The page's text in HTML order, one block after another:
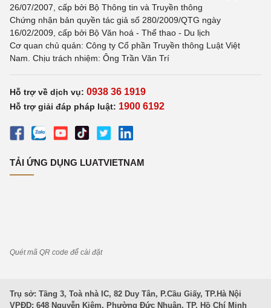
26/07/2007, cấp bởi Bộ Thông tin và Truyền thông
Chứng nhận bản quyền tác giả số 280/2009/QTG ngày
16/02/2009, cấp bởi Bộ Văn hoá - Thể thao - Du lịch
Cơ quan chủ quản: Công ty Cổ phần Truyền thông Luật Việt
Nam. Chịu trách nhiệm: Ông Trần Văn Trí
Hỗ trợ về dịch vụ: 0938 36 1919
Hỗ trợ giải đáp pháp luật: 1900 6192
TẢI ỨNG DỤNG LUATVIETNAM
Quét mã QR code để cài đặt
Trụ sở: Tầng 3, Toà nhà IC, 82 Duy Tân, P.Cầu Giấy, TP.Hà Nội
VPĐD: 648 Nguyễn Kiệm, Phường Đức Nhuận, TP. Hồ Chí Minh